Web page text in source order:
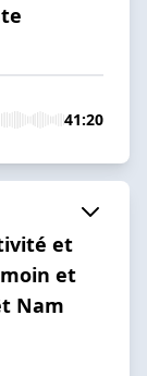
41:20
et
et
Nam